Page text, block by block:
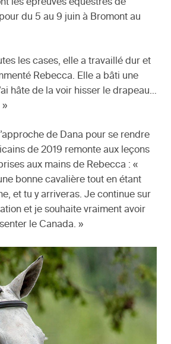
les épreuves équestres de
du 5 au 9 juin à Bromont au
les cases, elle a travaillé dur et
Rebecca. Elle a bâti une
hâte de la voir hisser le drapeau…
»
de Dana pour se rendre
de 2019 remonte aux leçons
aux mains de Rebecca : «
bonne cavalière tout en étant
et tu y arriveras. Je continue sur
et je souhaite vraiment avoir
le Canada. »